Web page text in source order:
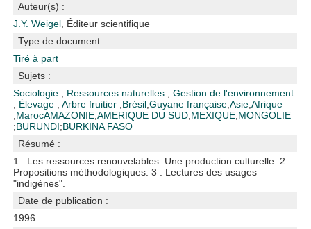
Auteur(s) :
J.Y. Weigel , Éditeur scientifique
Type de document :
Tiré à part
Sujets :
Sociologie ; Ressources naturelles ;Gestion de l'environnement
; Élevage ;Arbre fruitier ;Brésil;Guyane française;Asie;Afrique
;MarocAMAZONIE;AMERIQUE DU SUD;MEXIQUE;MONGOLIE
;BURUNDI;BURKINA FASO
Résumé :
1 . Les ressources renouvelables: Une production culturelle. 2 .
Propositions méthodologiques. 3 . Lectures des usages
"indigènes".
Date de publication :
1996